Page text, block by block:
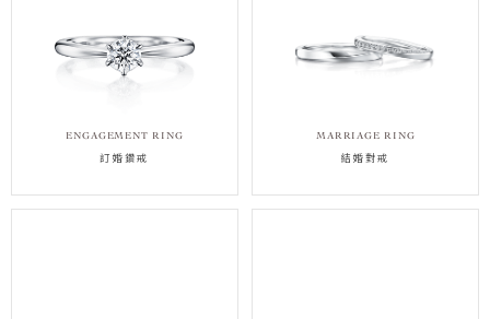
ENGAGEMENT RING
訂婚鑽戒
MARRIAGE RING
結婚對戒